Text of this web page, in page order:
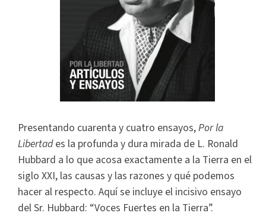
Presentando cuarenta y cuatro ensayos,Por la
Libertades la profunda y dura mirada de L. Ronald
Hubbard a lo que acosa exactamente a la Tierra en el
siglo XXI, las causas y las razones y qué podemos
hacer al respecto. Aquí se incluye el incisivo ensayo
del Sr. Hubbard: “Voces Fuertes en la Tierra”.